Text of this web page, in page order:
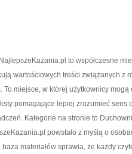
to współczesne
wartościowych treści związanych z
To miejsce, w której użytkownicy
pomagające lepiej zrozumieć sens
Kategorie na stronie to
powstało z myślą o
materiałów sprawia, że każdy